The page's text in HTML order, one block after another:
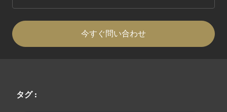
今すぐ問い合わせ
タグ :